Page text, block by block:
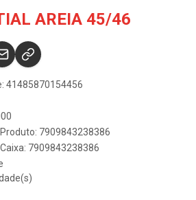
AREIA 45/46
41485870154456
7909843238386
7909843238386